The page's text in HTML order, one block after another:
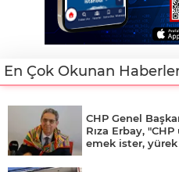
En Çok Okunan
CHP Genel
Rıza Erbay,
emek ister,